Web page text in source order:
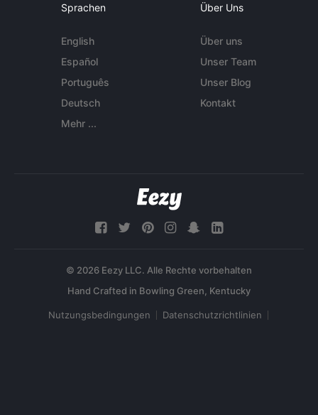
Sprachen
English
Español
Português
Deutsch
Mehr ...
Über Uns
Über uns
Unser Team
Unser Blog
Kontakt
© 2026 Eezy LLC. Alle Rechte vorbehalten
Nutzungsbedingungen Datenschutzrichtlinien